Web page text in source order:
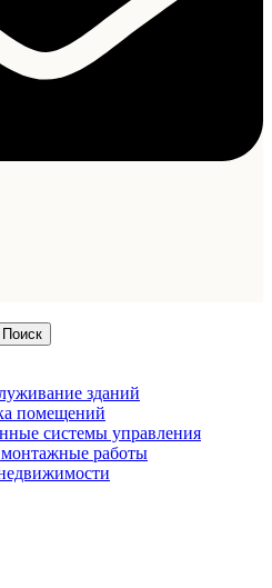
Поиск
зданий
помещений
системы управления
работы